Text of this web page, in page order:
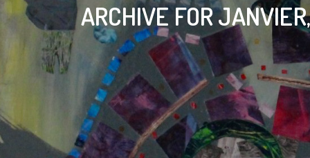
ARCHIVE FOR